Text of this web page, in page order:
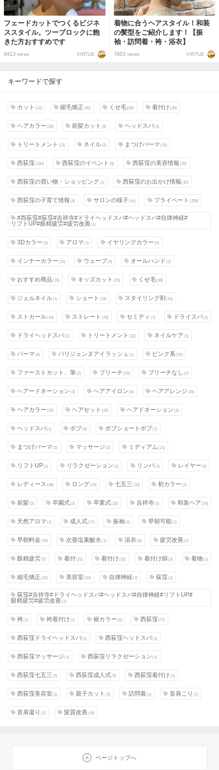
フェードカットでつくるビジネ
ススタイル。ツーブロックに飽
きた方おすすめです
8413 views VIRTUE
着物に合うヘアスタイル！和装
の髪型をご紹介します！【振
袖・訪問着・袴・浴衣】
7603views VIRTUE
キーワードで探す
カット(12) 縮毛矯正(46) くせ毛(36) 着付け(38)
ヘアカラー(28) 前髪カット(8) ヘッドスパ(3)
トリートメント(21) ネイル(2) まつげパーマ(10)
西荻窪(150) 西荻窪のイベント(9) 西荻窪の美容情報(29)
西荻窪の買い物・ショッピング(1) 西荻窪のお出かけ情報(10)
西荻窪の子育て情報(6) サロンの様子(41) プライベート(258)
#西荻窪#荻窪#吉祥寺#ドライヘッドスパ#ヘッドスパ#自律神経#
リフトUP#眼精疲労#疲労改善(1)
3Dカラー(5) アロマ(1) イヤリングカラー(4)
インナーカラー(15) ウェーブ(8) オールハンド(1)
おすすめ商品(16) キッズカット(26) くせ毛(38)
ジェルネイル(1) ショート(19) スタイリング剤(15)
ストカール(14) ストレート(43) セミディ(7) ドライスパ(1)
ドライヘッドスパ(1) トリートメント(22) ネイルケア(1)
パーマ(8) パリジェンヌアイラッシュ(1) ピンク系(10)
ファーストカット、筆(2) ブリーチ(20) ブリーチなし(2)
ヘアードネーション(3) ヘアアイロン(6) ヘアアレンジ(25)
ヘアカラー(22) ヘアセット(26) ヘアドネーション(3)
ヘッドスパ(1) ボブ(9) ボブショートボブ(7)
まつげパーマ(1) マッサージ(2) ミディアム(21)
リフトUP(1) リラクゼーション(1) リンパ(1) レイヤー(6)
レディース(48) ロング(13) 七五三(32) 初カラー(2)
前髪(2) 卒園式(2) 卒業式(22) 吉祥寺(1) 和装ヘア(24)
天然アロマ(1) 成人式(17) 振袖(2) 早朝可能(1)
早朝料金(19) 次亜塩素酸水(1) 浴衣(8) 疲労改善(1)
眼精疲労(2) 着付(21) 着付け(22) 着付け師(2) 着物(1)
縮毛矯正(25) 美容室(10) 自律神経(2) 荻窪(1)
荻窪#吉祥寺#ドライヘッドスパ#ヘッドスパ#自律神経#リフトUP#
眼精疲労#疲労改善(1)
袴(1) 袴着付け(1) 裾カラー(6) 西荻窪(77)
西荻窪ドライヘッドスパ(1) 西荻窪ヘッドスパ(1)
西荻窪マッサージ(1) 西荻窪リラクゼーション(1)
西荻窪七五三(5) 西荻窪成人式(9) 西荻窪着付け(1)
西荻窪美容室(1) 親子カット(3) 訪問着(1) 首肩こり(1)
首肩凝り(1) 髪質改善(16)
ページトップへ